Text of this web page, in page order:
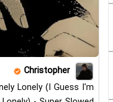
Christopher
Lonely (I Guess I'm